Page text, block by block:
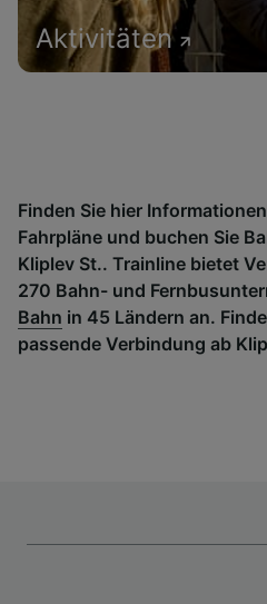
Aktivitäten
Finden Sie hier
Fahrpläne und buchen Sie
Kliplev St.. Trainline bietet
270 Bahn- und
Bahn in 45 Ländern an.
passende Verbindung ab